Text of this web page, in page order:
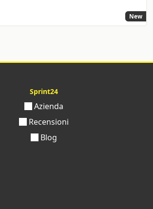
New
Sprint24
Azienda
Recensioni
Blog